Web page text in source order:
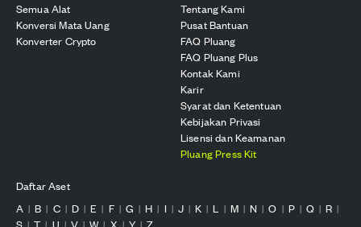
Semua Alat
Konversi Mata Uang
Konverter Crypto
Tentang Kami
Pusat Bantuan
FAQ Pluang
FAQ Pluang Plus
Kontak Kami
Karir
Syarat dan Ketentuan
Kebijakan Privasi
Lisensi dan Keamanan
Pluang Press Kit
Daftar Aset
A | B | C | D | E | F | G | H | I | J | K | L | M | N | O | P | Q | R |